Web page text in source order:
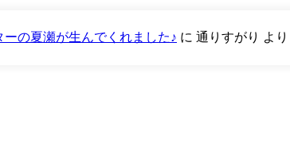
の夏瀬が生んでくれました♪ に 通りすがり より